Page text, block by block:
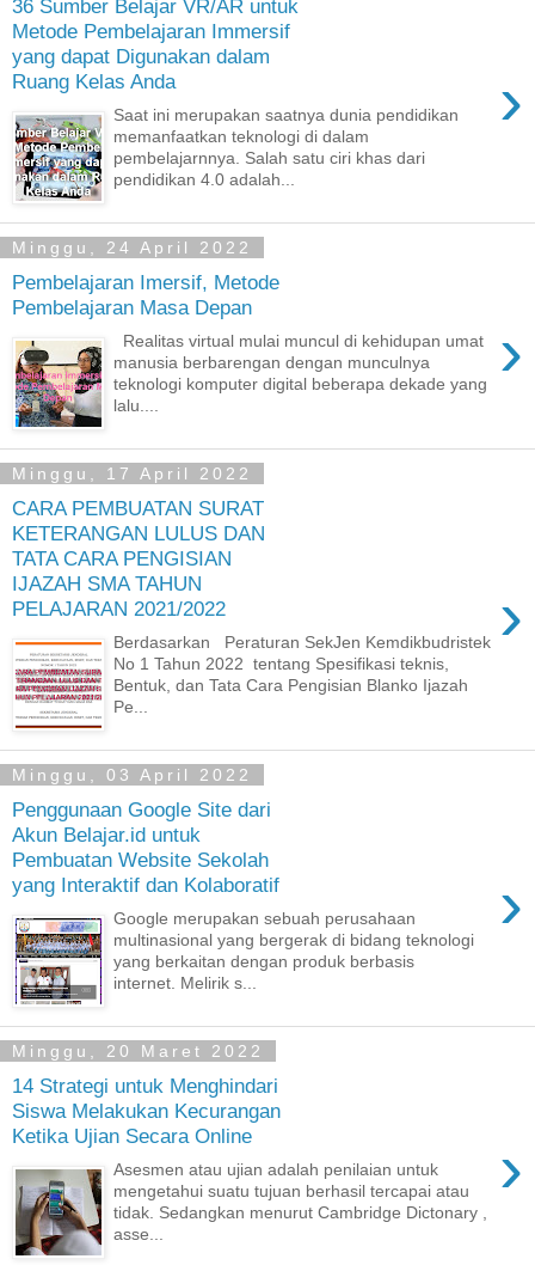
36 Sumber Belajar VR/AR untuk
Metode Pembelajaran Immersif
yang dapat Digunakan dalam
Ruang Kelas Anda
›
Saat ini merupakan saatnya dunia pendidikan
memanfaatkan teknologi di dalam
pembelajarnnya. Salah satu ciri khas dari
pendidikan 4.0 adalah...
Minggu, 24 April 2022
Pembelajaran Imersif, Metode
Pembelajaran Masa Depan
›
Realitas virtual mulai muncul di kehidupan umat
manusia berbarengan dengan munculnya
teknologi komputer digital beberapa dekade yang
lalu....
Minggu, 17 April 2022
CARA PEMBUATAN SURAT
KETERANGAN LULUS DAN
TATA CARA PENGISIAN
IJAZAH SMA TAHUN
PELAJARAN 2021/2022
›
Berdasarkan Peraturan SekJen Kemdikbudristek
No 1 Tahun 2022 tentang Spesifikasi teknis,
Bentuk, dan Tata Cara Pengisian Blanko Ijazah
Pe...
Minggu, 03 April 2022
Penggunaan Google Site dari
Akun Belajar.id untuk
Pembuatan Website Sekolah
yang Interaktif dan Kolaboratif
›
Google merupakan sebuah perusahaan
multinasional yang bergerak di bidang teknologi
yang berkaitan dengan produk berbasis
internet. Melirik s...
Minggu, 20 Maret 2022
14 Strategi untuk Menghindari
Siswa Melakukan Kecurangan
Ketika Ujian Secara Online
›
Asesmen atau ujian adalah penilaian untuk
mengetahui suatu tujuan berhasil tercapai atau
tidak. Sedangkan menurut Cambridge Dictonary ,
asse...